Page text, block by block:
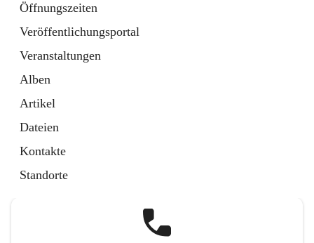
Öffnungszeiten
Veröffentlichungsportal
Veranstaltungen
Alben
Artikel
Dateien
Kontakte
Standorte